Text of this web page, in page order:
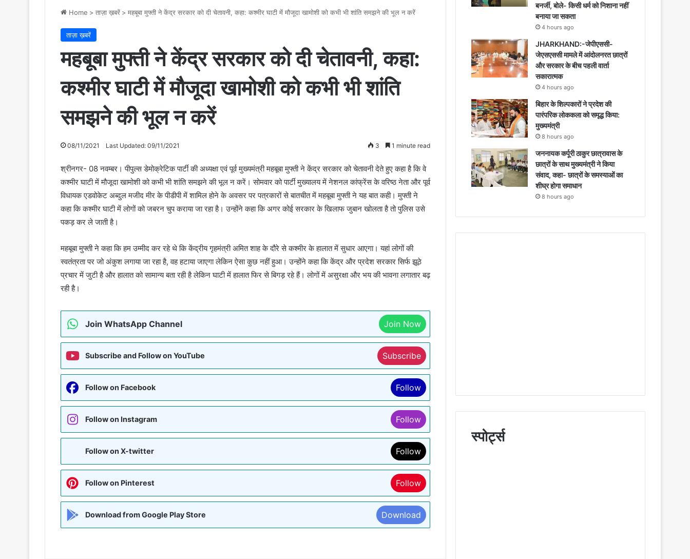
Home > ताज़ा ख़बरें > महबूबा मुफ्ती ने केंद्र सरकार को दी चेतावनी, कहा: कश्मीर घाटी में मौजूदा खामोशी को कभी भी शांति समझने की भूल न करें
ताज़ा ख़बरें
महबूबा मुफ्ती ने केंद्र सरकार को दी चेतावनी, कहा:
कश्मीर घाटी में मौजूदा खामोशी को कभी भी शांति
समझने की भूल न करें
08/11/2021 Last Updated: 09/11/2021 3 1 minute read
श्रीनगर- 08 नवम्बर। पीपुल्स डेमोक्रेटिक पार्टी की अध्यक्षा एवं पूर्व मुख्यमंत्री महबूबा मुफ्ती ने केंद्र सरकार को चेतावनी देते हुए कहा है कि वे
कश्मीर घाटी में मौजूदा खामोशी को कभी भी शांति समझने की भूल न करें। सोमवार को पार्टी मुख्यालय में नेशनल कांफ्रेंस के वरिष्ठ नेता और पूर्व
विधायक एडवोकेट अब्दुल मजीद मीर के पीडीपी में शामिल होने के अवसर पर पत्रकारों से बातचीत में महबूबा मुफ्ती ने यह बात कही। मुफ्ती ने
कहा कि कश्मीर घाटी में लोगों को जबरन चुप कराया जा रहा है। उन्होंने कहा कि अगर कोई सरकार के खिलाफ जुबान खोलता है तो पुलिस उसे
पकड़ कर ले जाती है।
महबूबा मुफ्ती ने कहा कि हम उम्मीद कर रहे थे कि केंद्रीय गृहमंत्री अमित शाह के दौरे से कश्मीर के हालात में सुधार आएगा। यहां लोगों की
स्वतंत्रता पर जो अंकुश लगाया जा रहा है, वह हटाया जाएगा लेकिन ऐसा कुछ नहीं हुआ। उन्होंने कहा कि केंद्र और प्रदेश सरकार सिर्फ झूठे
प्रचार में जुटी है और हालात को सामान्य बता रही है लेकिन घाटी में हालात फिर से बिगड़ रहे हैं। लोगों में असुरक्षा और भय की भावना लगातार बढ़
रही है।
Join WhatsApp Channel Join Now
Subscribe and Follow on YouTube Subscribe
Follow on Facebook Follow
Follow on Instagram Follow
Follow on X-twitter Follow
Follow on Pinterest Follow
Download from Google Play Store Download
बनर्जी, बोले- किसी धर्म को निशाना नहीं
बनाया जा सकता
4 hours ago
JHARKHAND:-जेपीएससी-
जेएसएससी मामले में आंदोलनरत छात्रों
और सरकार के बीच पहली वार्ता
सकारात्मक
4 hours ago
बिहार के शिल्पकारों ने प्रदेश की
पारंपरिक लोककला को समृद्ध किया:
मुख्यमंत्री
8 hours ago
जननायक कर्पूरी ठाकुर छात्रावास के
छात्रों के साथ मुख्यमंत्री ने किया
संवाद, कहा- छात्रों के समस्याओं का
शीघ्र होगा समाधान
8 hours ago
स्पोर्ट्स